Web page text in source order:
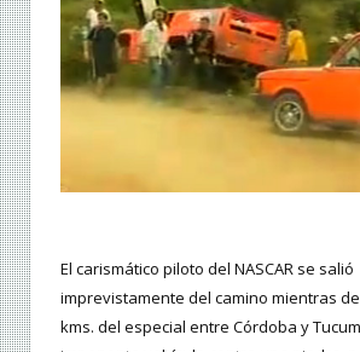
El carismático piloto del NASCAR se salió
imprevistamente del camino mientras
kms. del especial entre Córdoba y